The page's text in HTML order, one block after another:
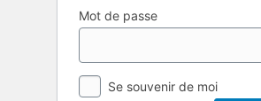
Mot de passe
Se souvenir de moi